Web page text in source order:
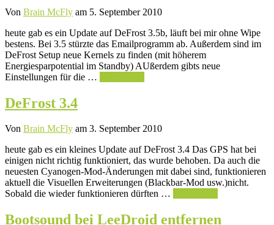
Von Brain McFly am 5. September 2010
heute gab es ein Update auf DeFrost 3.5b, läuft bei mir ohne Wipe
bestens. Bei 3.5 stürzte das Emailprogramm ab. Außerdem sind im
DeFrost Setup neue Kernels zu finden (mit höherem
Energiesparpotential im Standby) AUßerdem gibts neue
Einstellungen für die …
DeFrost 3.4
Von Brain McFly am 3. September 2010
heute gab es ein kleines Update auf DeFrost 3.4 Das GPS hat bei
einigen nicht richtig funktioniert, das wurde behoben. Da auch die
neuesten Cyanogen-Mod-Änderungen mit dabei sind, funktionieren
aktuell die Visuellen Erweiterungen (Blackbar-Mod usw.)nicht.
Sobald die wieder funktionieren dürften …
Bootsound bei LeeDroid entfernen